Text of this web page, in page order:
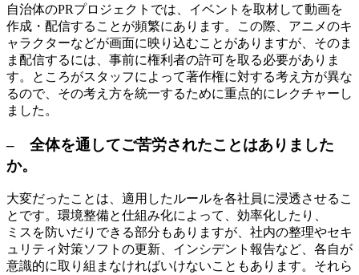
自治体のPRプロジェクトでは、イベントを取材して動画を
作成・配信することが頻繁にあります。この際、アニメのキ
ャラクターなどが画面に映り込むことがありますが、そのま
ま配信するには、事前に権利者の許可を取る必要がありま
す。ところがスタッフによって著作権に対する考え方が異な
るので、その考え方を統一するために重点的にレクチャーし
ました。
– 全体を通してご苦労されたことはありました
か。
大変だったことは、適用したルールを各社員に浸透させるこ
とです。環境整備と仕組み化によって、効率化したり、
ミスを防いだりできる部分もありますが、社内の整理やセキ
ュリティ対策ソフトの更新、インシデント報告など、各自が
意識的に取り組まなければいけないこともあります。それら